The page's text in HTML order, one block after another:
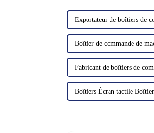
Exportateur de boîtiers de
Boîtier de commande de
Fabricant de boîtiers de
Boîtiers Écran tactile